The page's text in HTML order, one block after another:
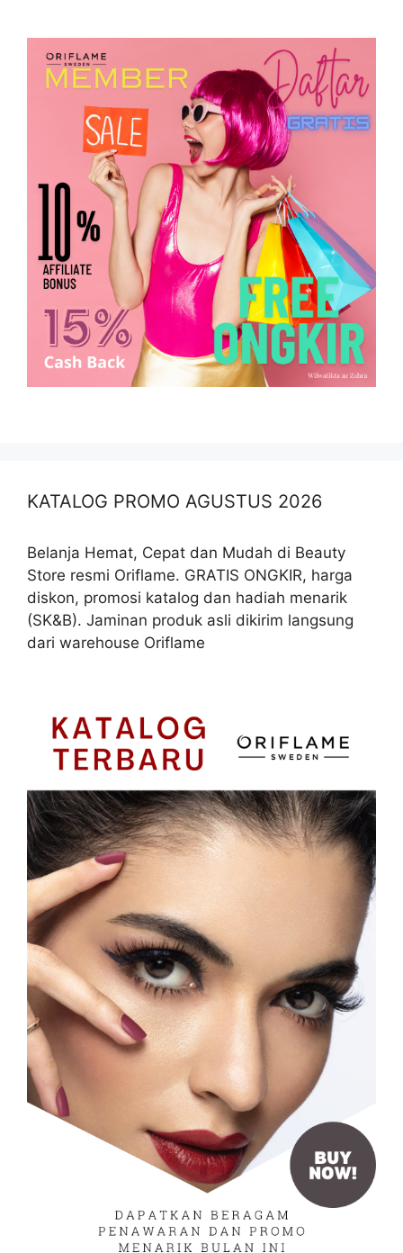
KATALOG PROMO AGUSTUS 2026
Belanja Hemat, Cepat dan Mudah di Beauty
Store resmi Oriflame. GRATIS ONGKIR, harga
diskon, promosi katalog dan hadiah menarik
(SK&B). Jaminan produk asli dikirim langsung
dari warehouse Oriflame